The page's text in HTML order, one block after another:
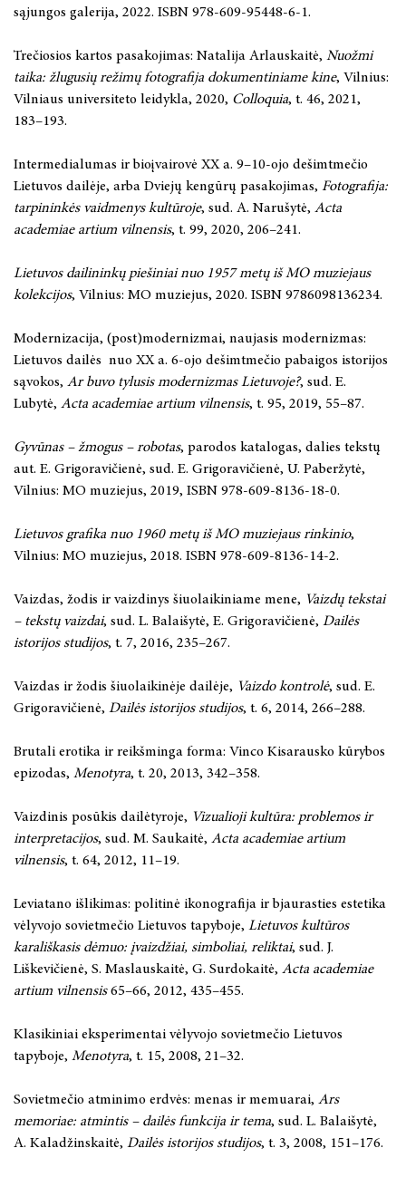
sąjungos galerija, 2022. ISBN 978-609-95448-6-1.
Trečiosios kartos pasakojimas: Natalija Arlauskaitė, Nuožmi
taika: žlugusių režimų fotografija dokumentiniame kine, Vilnius:
Vilniaus universiteto leidykla, 2020, Colloquia, t. 46, 2021,
183–193.
Intermedialumas ir bioįvairovė XX a. 9–10-ojo dešimtmečio
Lietuvos dailėje, arba Dviejų kengūrų pasakojimas, Fotografija:
tarpininkės vaidmenys kultūroje, sud. A. Narušytė, Acta
academiae artium vilnensis, t. 99, 2020, 206–241.
Lietuvos dailininkų piešiniai nuo 1957 metų iš MO muziejaus
kolekcijos, Vilnius: MO muziejus, 2020. ISBN 9786098136234.
Modernizacija, (post)modernizmai, naujasis modernizmas:
Lietuvos dailės nuo XX a. 6-ojo dešimtmečio pabaigos istorijos
sąvokos, Ar buvo tylusis modernizmas Lietuvoje?, sud. E.
Lubytė, Acta academiae artium vilnensis, t. 95, 2019, 55–87.
Gyvūnas – žmogus – robotas, parodos katalogas, dalies tekstų
aut. E. Grigoravičienė, sud. E. Grigoravičienė, U. Paberžytė,
Vilnius: MO muziejus, 2019, ISBN 978-609-8136-18-0.
Lietuvos grafika nuo 1960 metų iš MO muziejaus rinkinio,
Vilnius: MO muziejus, 2018. ISBN 978-609-8136-14-2.
Vaizdas, žodis ir vaizdinys šiuolaikiniame mene, Vaizdų tekstai
– tekstų vaizdai, sud. L. Balaišytė, E. Grigoravičienė, Dailės
istorijos studijos, t. 7, 2016, 235–267.
Vaizdas ir žodis šiuolaikinėje dailėje, Vaizdo kontrolė, sud. E.
Grigoravičienė, Dailės istorijos studijos, t. 6, 2014, 266–288.
Brutali erotika ir reikšminga forma: Vinco Kisarausko kūrybos
epizodas, Menotyra, t. 20, 2013, 342–358.
Vaizdinis posūkis dailėtyroje, Vizualioji kultūra: problemos ir
interpretacijos, sud. M. Saukaitė, Acta academiae artium
vilnensis, t. 64, 2012, 11–19.
Leviatano išlikimas: politinė ikonografija ir bjaurasties estetika
vėlyvojo sovietmečio Lietuvos tapyboje, Lietuvos kultūros
karališkasis dėmuo: įvaizdžiai, simboliai, reliktai, sud. J.
Liškevičienė, S. Maslauskaitė, G. Surdokaitė, Acta academiae
artium vilnensis65–66, 2012, 435–455.
Klasikiniai eksperimentai vėlyvojo sovietmečio Lietuvos
tapyboje, Menotyra, t. 15, 2008, 21–32.
Sovietmečio atminimo erdvės: menas ir memuarai, Ars
memoriae: atmintis – dailės funkcija ir tema, sud. L. Balaišytė,
A. Kaladžinskaitė, Dailės istorijos studijos, t. 3, 2008, 151–176.